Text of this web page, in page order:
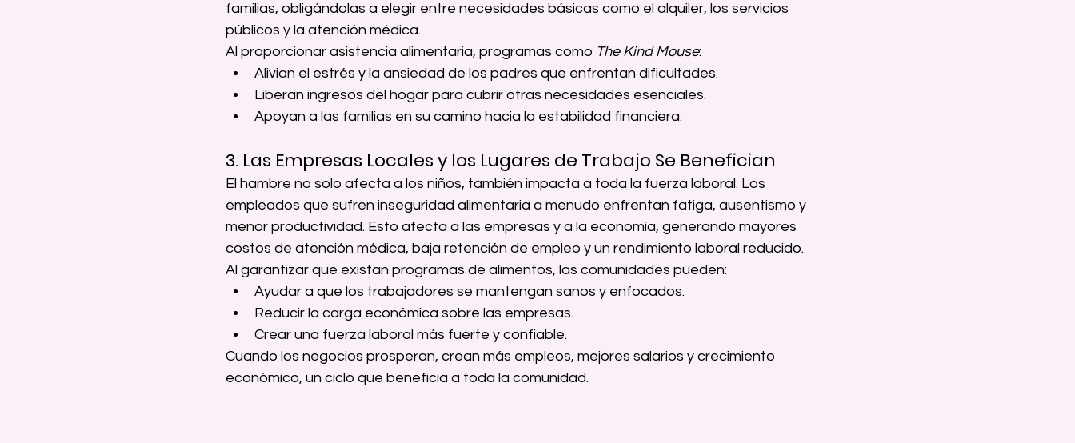
familias, obligándolas a elegir entre necesidades básicas como el alquiler, los servicios
públicos y la atención médica.
Al proporcionar asistencia alimentaria, programas como The Kind Mouse:
Alivian el estrés y la ansiedad de los padres que enfrentan dificultades.
Liberan ingresos del hogar para cubrir otras necesidades esenciales.
Apoyan a las familias en su camino hacia la estabilidad financiera.
3. Las Empresas Locales y los Lugares de Trabajo Se Benefician
El hambre no solo afecta a los niños, también impacta a toda la fuerza laboral. Los
empleados que sufren inseguridad alimentaria a menudo enfrentan fatiga, ausentismo y
menor productividad. Esto afecta a las empresas y a la economía, generando mayores
costos de atención médica, baja retención de empleo y un rendimiento laboral reducido.
Al garantizar que existan programas de alimentos, las comunidades pueden:
Ayudar a que los trabajadores se mantengan sanos y enfocados.
Reducir la carga económica sobre las empresas.
Crear una fuerza laboral más fuerte y confiable.
Cuando los negocios prosperan, crean más empleos, mejores salarios y crecimiento
económico, un ciclo que beneficia a toda la comunidad.